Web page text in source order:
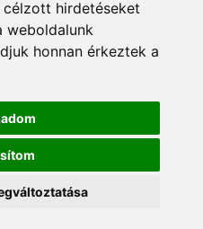
hirdetéseket
weboldalunk
honnan érkeztek a